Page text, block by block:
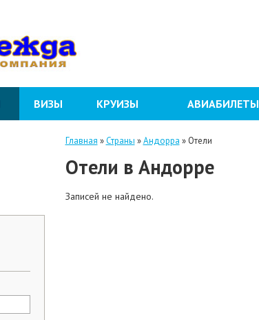
ВИЗЫ КРУИЗЫ АВИАБИЛЕТЫ
Главная »Страны »Андорра » Отели
Отели в Андорре
Записей не найдено.